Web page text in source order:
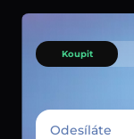
Koupit
Odesíláte